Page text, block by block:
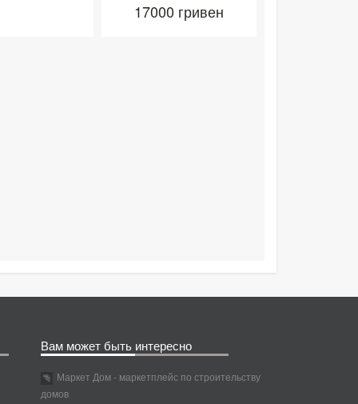
17000 гривен
Вам может быть интересно
Маркет Дом - маркетплейс по строительству
домов